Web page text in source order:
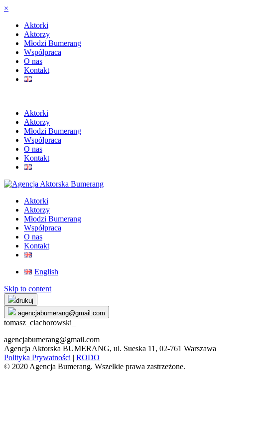
×
Aktorki
Aktorzy
Młodzi Bumerang
Współpraca
O nas
Kontakt
Aktorki
Aktorzy
Młodzi Bumerang
Współpraca
O nas
Kontakt
Aktorki
Aktorzy
Młodzi Bumerang
Współpraca
O nas
Kontakt
English
Skip to content
drukuj
agencjabumerang@gmail.com
tomasz_ciachorowski_
agencjabumerang@gmail.com
Agencja Aktorska BUMERANG, ul. Sueska 11, 02-761 Warszawa
Polityka Prywatności | RODO
© 2020 Agencja Bumerang. Wszelkie prawa zastrzeżone.